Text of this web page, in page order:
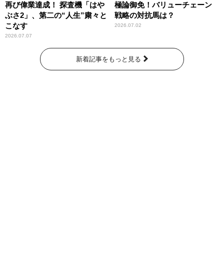
再び偉業達成！ 探査機「はや
ぶさ2」、第二の“人生”粛々と
こなす
2026.07.07
極論御免！バリューチェーン
戦略の対抗馬は？
2026.07.02
新着記事をもっと見る